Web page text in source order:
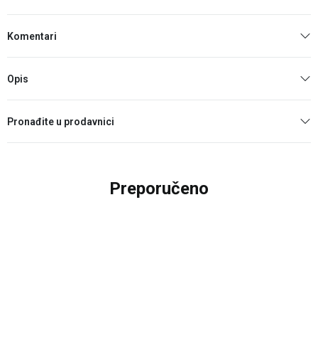
Komentari
Opis
Pronađite u prodavnici
Preporučeno